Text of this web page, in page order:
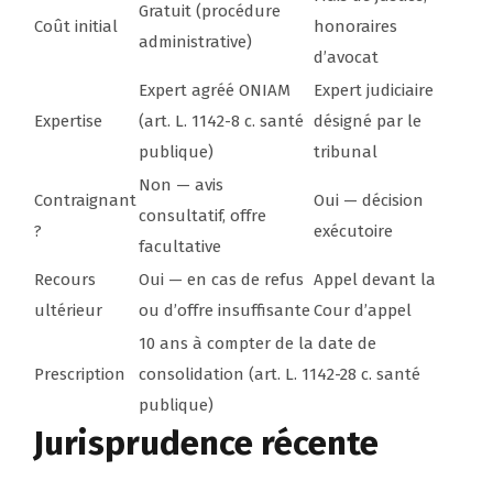
Coût initial
Gratuit (procédure
administrative)
honoraires
d’avocat
Expertise
Expert agréé ONIAM
(art. L. 1142-8 c. santé
publique)
Expert judiciaire
désigné par le
tribunal
Contraignant
?
Non — avis
consultatif, offre
facultative
Oui — décision
exécutoire
Recours
ultérieur
Oui — en cas de refus
ou d’offre insuffisante
Appel devant la
Cour d’appel
Prescription
10 ans à compter de la date de
consolidation (art. L. 1142-28 c. santé
publique)
Jurisprudence récente